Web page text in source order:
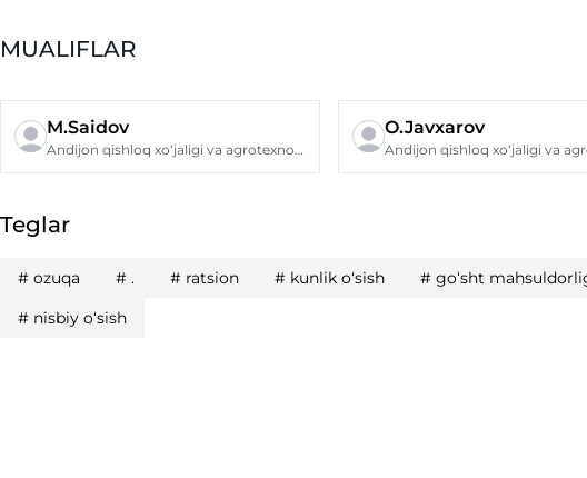
MUALIFLAR
M.Saidov
Andijon qishloq xo‘jaligi va agrotexnologiyalar instituti
O.Javxarov
Teglar
# ozuqa # . # ratsion # kunlik o‘sish # go‘sht
# nisbiy o‘sish